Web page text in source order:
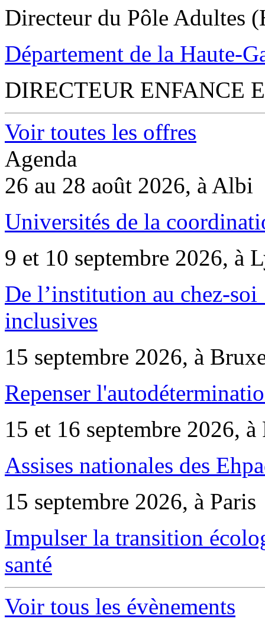
Directeur du Pôle Adultes
Département de la Haute-
DIRECTEUR ENFANCE
Voir toutes les offres
Agenda
26 au 28 août 2026, à Albi
Universités de la
9 et 10 septembre 2026, à
De l’institution au chez-
inclusives
15 septembre 2026, à
Repenser
15 et 16 septembre 2026, à
Assises nationales des
15 septembre 2026, à Paris
Impulser la transition
santé
Voir tous les évènements